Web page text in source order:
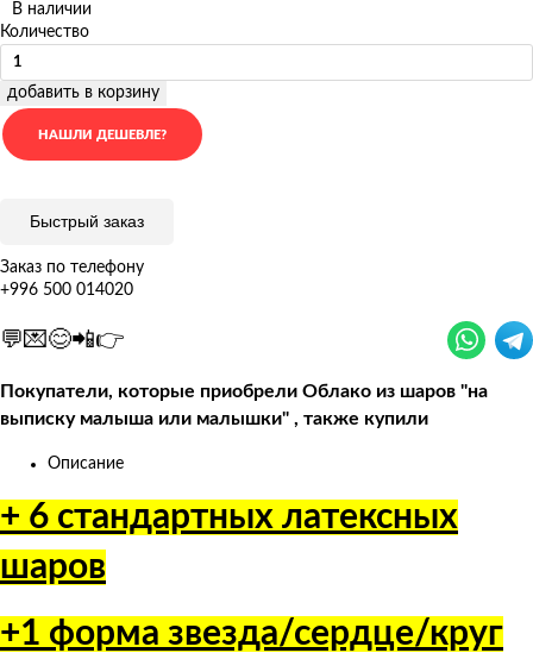
В наличии
Количество
добавить в корзину
Быстрый заказ
Заказ по телефону
+996 500 014020
💬💌😊📲👉
Покупатели, которые приобрели Облако из шаров "на
выписку малыша или малышки" , также купили
Описание
+ 6 стандартных латексных
шаров
+1 форма звезда/сердце/круг